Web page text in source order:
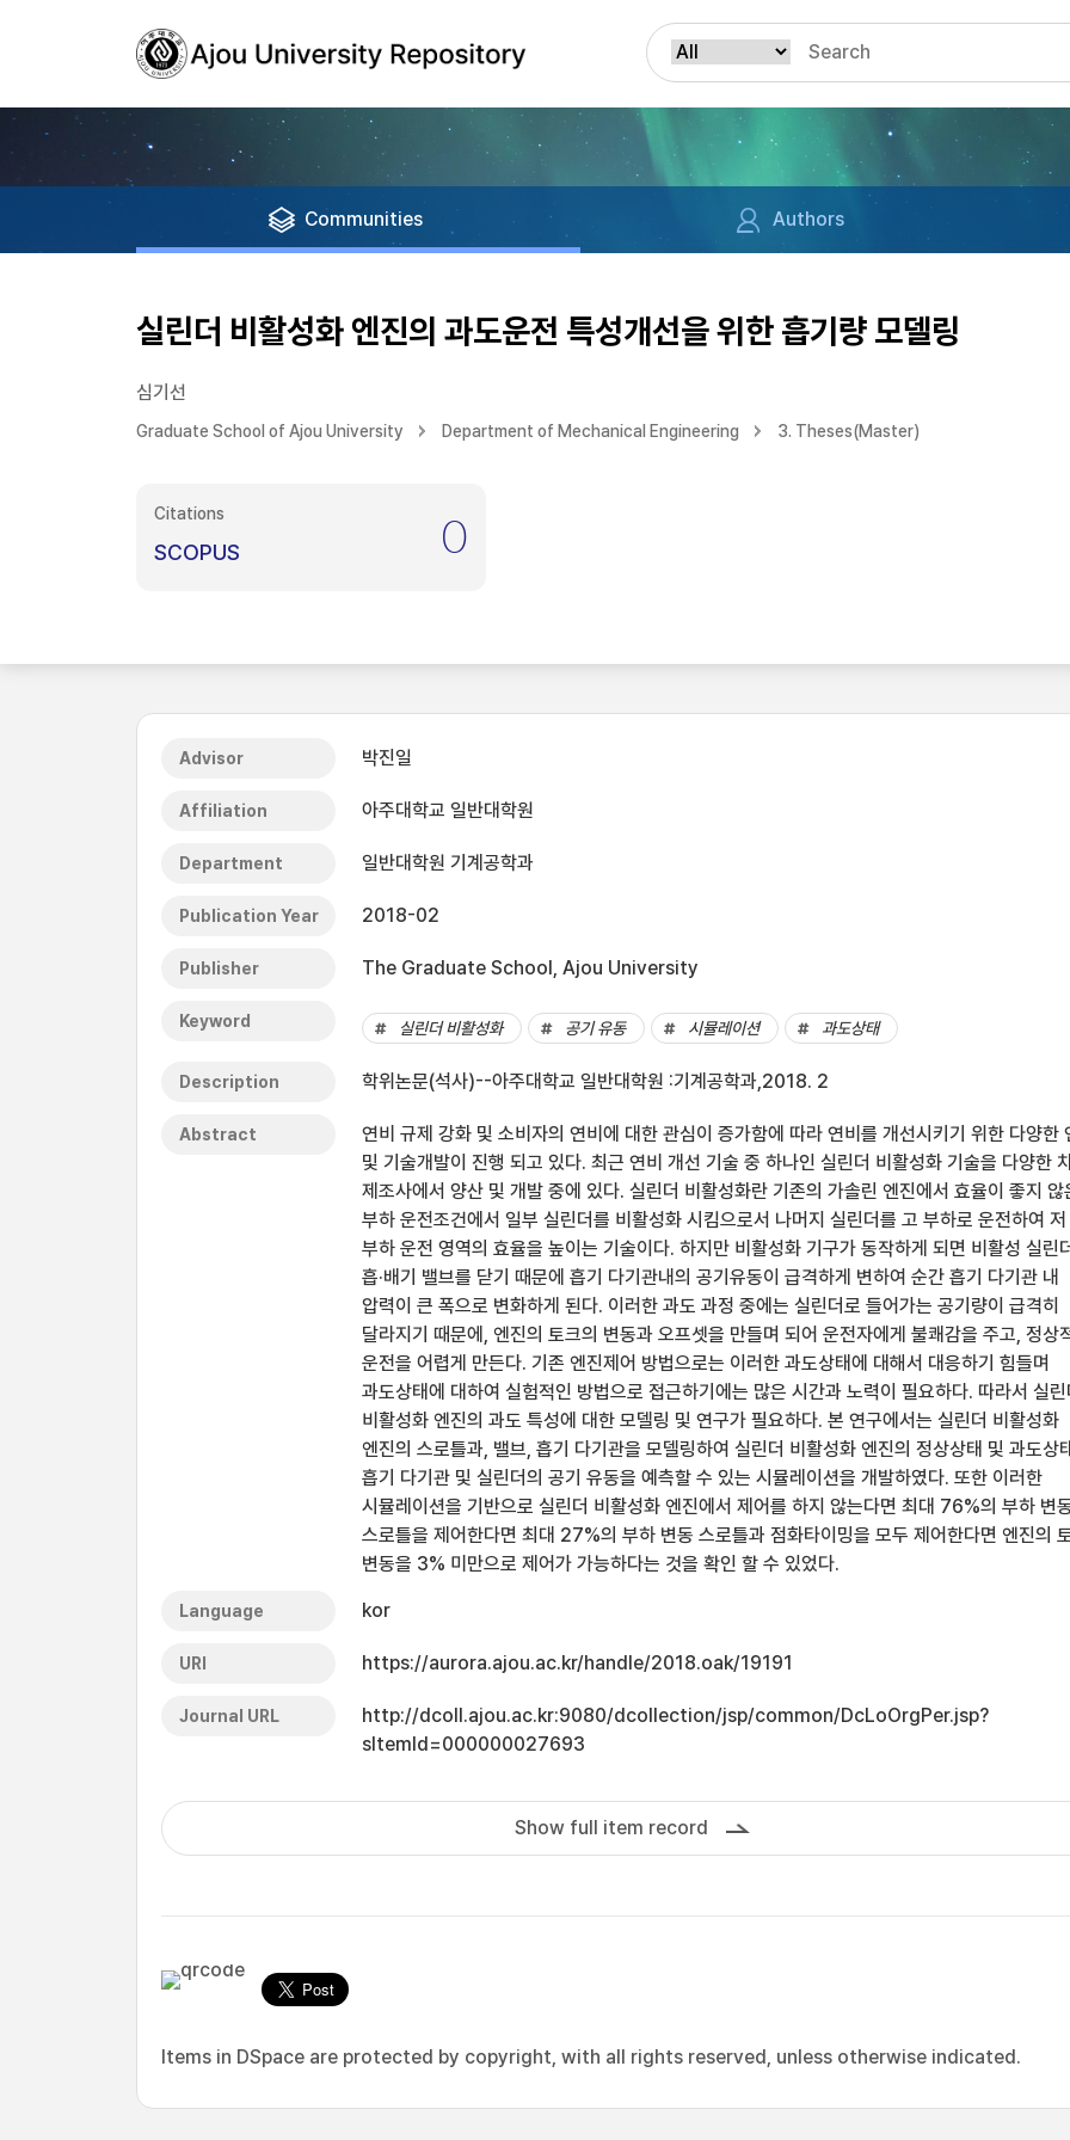
Communities Authors
실린더 비활성화 엔진의 과도운전 특성개선을 위한 흡기량 모델링
심기선
Graduate School of Ajou University Department of Mechanical Engineering 3. Theses(Master)
Citations
SCOPUS 0
Advisor 박진일
Affiliation 아주대학교 일반대학원
Department 일반대학원 기계공학과
Publication Year 2018-02
Publisher The Graduate School, Ajou University
Keyword 실린더 비활성화 공기 유동 시뮬레이션 과도상태
Description 학위논문(석사)--아주대학교 일반대학원 :기계공학과,2018. 2
Abstract
연비 규제 강화 및 소비자의 연비에 대한 관심이 증가함에 따라 연비를 개선시키기 위한 다양한
및 기술개발이 진행 되고 있다. 최근 연비 개선 기술 중 하나인 실린더 비활성화 기술을 다양한
제조사에서 양산 및 개발 중에 있다. 실린더 비활성화란 기존의 가솔린 엔진에서 효율이 좋지 않
부하 운전조건에서 일부 실린더를 비활성화 시킴으로서 나머지 실린더를 고 부하로 운전하여 저
부하 운전 영역의 효율을 높이는 기술이다. 하지만 비활성화 기구가 동작하게 되면 비활성 실린
흡·배기 밸브를 닫기 때문에 흡기 다기관내의 공기유동이 급격하게 변하여 순간 흡기 다기관 내
압력이 큰 폭으로 변화하게 된다. 이러한 과도 과정 중에는 실린더로 들어가는 공기량이 급격히
달라지기 때문에, 엔진의 토크의 변동과 오프셋을 만들며 되어 운전자에게 불쾌감을 주고, 정상
운전을 어렵게 만든다. 기존 엔진제어 방법으로는 이러한 과도상태에 대해서 대응하기 힘들며
과도상태에 대하여 실험적인 방법으로 접근하기에는 많은 시간과 노력이 필요하다. 따라서 실린
비활성화 엔진의 과도 특성에 대한 모델링 및 연구가 필요하다. 본 연구에서는 실린더 비활성화
엔진의 스로틀과, 밸브, 흡기 다기관을 모델링하여 실린더 비활성화 엔진의 정상상태 및 과도상
흡기 다기관 및 실린더의 공기 유동을 예측할 수 있는 시뮬레이션을 개발하였다. 또한 이러한
시뮬레이션을 기반으로 실린더 비활성화 엔진에서 제어를 하지 않는다면 최대 76%의 부하 변
스로틀을 제어한다면 최대 27%의 부하 변동 스로틀과 점화타이밍을 모두 제어한다면 엔진의
변동을 3% 미만으로 제어가 가능하다는 것을 확인 할 수 있었다.
Language kor
URI https://aurora.ajou.ac.kr/handle/2018.oak/19191
Journal URL
http://dcoll.ajou.ac.kr:9080/dcollection/jsp/common/DcLoOrgPer.jsp?
sItemId=000000027693
Show full item record
Items in DSpace are protected by copyright, with all rights reserved, unless otherwise indicated.